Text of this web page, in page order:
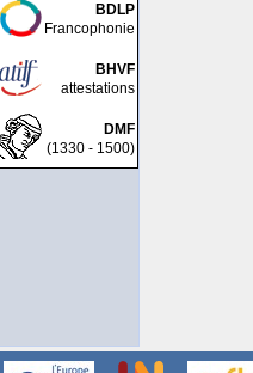
BDLP
Francophonie
BHVF
attestations
DMF
(1330 - 1500)